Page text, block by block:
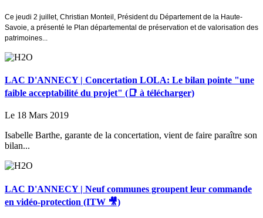
Ce jeudi 2 juillet, Christian Monteil, Président du Département de la Haute-
Savoie, a présenté le Plan départemental de préservation et de valorisation des
patrimoines...
LAC D'ANNECY | Concertation LOLA: Le bilan pointe "une
faible acceptabilité du projet" (📑 à télécharger)
Le 18 Mars 2019
Isabelle Barthe, garante de la concertation, vient de faire paraître son
bilan...
LAC D'ANNECY | Neuf communes groupent leur commande
en vidéo-protection (ITW 🎥)